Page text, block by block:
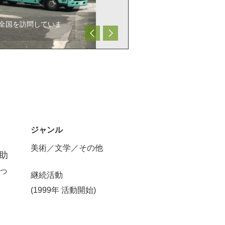
国を訪問していま
ジャンル
美術／文学／その他
継続活動
(1999年 活動開始)